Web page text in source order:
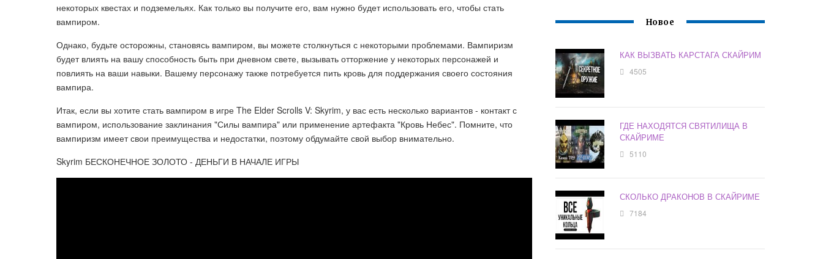
некоторых квестах и подземельях. Как только вы получите его, вам нужно будет использовать его, чтобы стать
вампиром.
Однако, будьте осторожны, становясь вампиром, вы можете столкнуться с некоторыми проблемами. Вампиризм
будет влиять на вашу способность быть при дневном свете, вызывать отторжение у некоторых персонажей и
повлиять на ваши навыки. Вашему персонажу также потребуется пить кровь для поддержания своего состояния
вампира.
Итак, если вы хотите стать вампиром в игре The Elder Scrolls V: Skyrim, у вас есть несколько вариантов - контакт с
вампиром, использование заклинания "Силы вампира" или применение артефакта "Кровь Небес". Помните, что
вампиризм имеет свои преимущества и недостатки, поэтому обдумайте свой выбор внимательно.
Skyrim БЕСКОНЕЧНОЕ ЗОЛОТО - ДЕНЬГИ В НАЧАЛЕ ИГРЫ
Новое
КАК ВЫЗВАТЬ КАРСТАГА СКАЙРИМ
4505
ГДЕ НАХОДЯТСЯ СВЯТИЛИЩА В
СКАЙРИМЕ
5110
СКОЛЬКО ДРАКОНОВ В СКАЙРИМЕ
7184